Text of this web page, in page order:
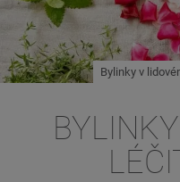
Bylinky v